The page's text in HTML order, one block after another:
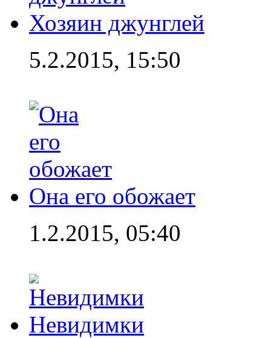
Хозяин джунглей
5.2.2015, 15:50
Она его обожает
1.2.2015, 05:40
Невидимки